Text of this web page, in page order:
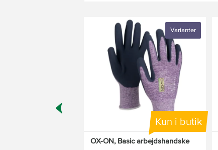
Varianter
Kun i butik
OX-ON, Basic arbejdshandske